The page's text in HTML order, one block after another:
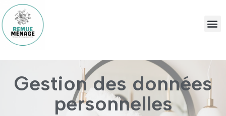
Gestion des données
personnelles